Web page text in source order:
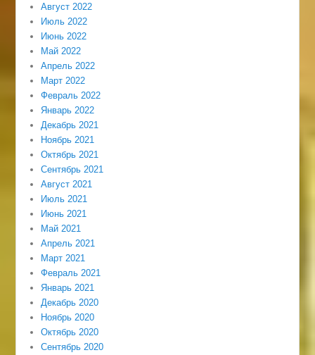
Август 2022
Июль 2022
Июнь 2022
Май 2022
Апрель 2022
Март 2022
Февраль 2022
Январь 2022
Декабрь 2021
Ноябрь 2021
Октябрь 2021
Сентябрь 2021
Август 2021
Июль 2021
Июнь 2021
Май 2021
Апрель 2021
Март 2021
Февраль 2021
Январь 2021
Декабрь 2020
Ноябрь 2020
Октябрь 2020
Сентябрь 2020